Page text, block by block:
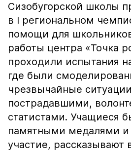
Сизобугорской школы
в I региональном
помощи для
работы центра «Точка
проходили испытания
где были
чрезвычайные
пострадавшими,
статистами. Учащиеся
памятными медалями и
участие, рассказывают